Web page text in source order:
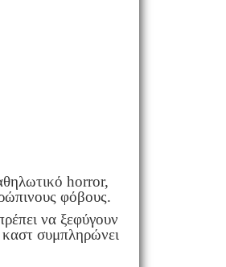
horror,
φόβους.
να ξεφύγουν
συμπληρώνει